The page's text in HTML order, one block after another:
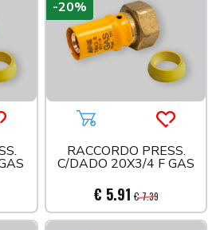
più tardiAggiungi al carrello
RACCORDO PRESS.
C/DADO 20X3/4 F GAS
€ 5.91 € 7.39
-20%